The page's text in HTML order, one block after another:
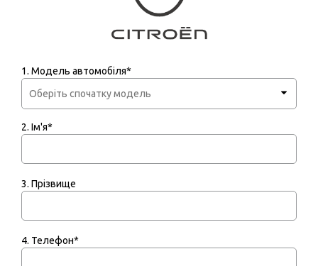
1. Модель автомобіля*
2. Ім'я*
3. Прізвище
4. Телефон*